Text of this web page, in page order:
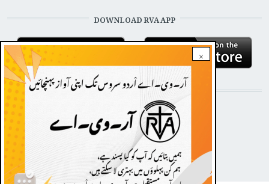
×
DOWNLOAD RVA APP
STAY CONNECTED WITH US!